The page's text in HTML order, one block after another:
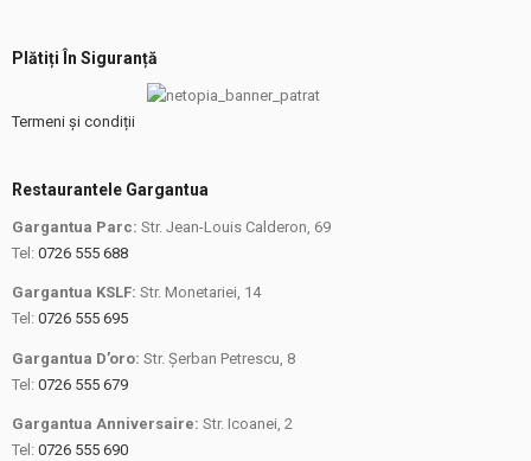
Plătiți În Siguranță
Termeni și condiții
Restaurantele Gargantua
Gargantua Parc: Str. Jean-Louis Calderon, 69
Tel: 0726 555 688
Gargantua KSLF: Str. Monetariei, 14
Tel: 0726 555 695
Gargantua D’oro: Str. Șerban Petrescu, 8
Tel: 0726 555 679
Gargantua Anniversaire: Str. Icoanei, 2
Tel: 0726 555 690